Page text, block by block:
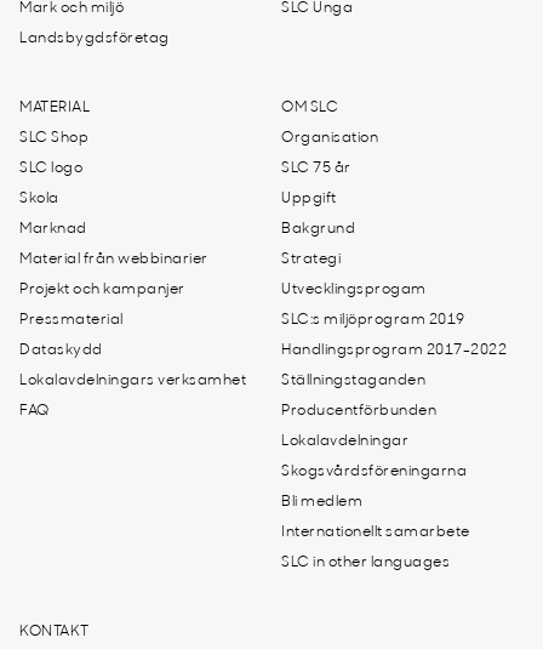
Mark och miljö
Landsbygdsföretag
SLC Unga
MATERIAL
SLC Shop
SLC logo
Skola
Marknad
Material från webbinarier
Projekt och kampanjer
Pressmaterial
Dataskydd
Lokalavdelningars verksamhet
FAQ
OM SLC
Organisation
SLC 75 år
Uppgift
Bakgrund
Strategi
Utvecklingsprogam
SLC:s miljöprogram 2019
Handlingsprogram 2017-2022
Ställningstaganden
Producentförbunden
Lokalavdelningar
Skogsvårdsföreningarna
Bli medlem
Internationellt samarbete
SLC in other languages
KONTAKT